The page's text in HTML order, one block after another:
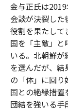
金与正氏は
会談が決裂し
役割を果たして
国を「主敵」と
いる。北朝鮮
を選んだが、
の「体」に回
国との絶縁措
団結を強いる手